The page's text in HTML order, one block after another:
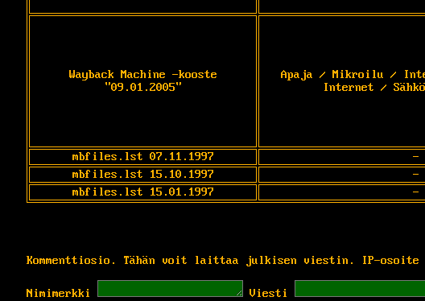
Wayback Machine -kooste
"09.01.2005"
Apaja / Mikroilu /
Internet /
mbfiles.lst 07.11.1997 -
mbfiles.lst 15.10.1997
-
mbfiles.lst 15.01.1997
-
Kommenttiosio. Tähän voit laittaa julkisen viestin. IP-
Nimimerkki Viesti